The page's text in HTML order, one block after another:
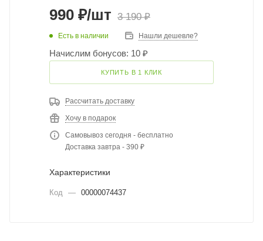
990 ₽/шт 3 190₽
Есть в наличии Нашли дешевле?
Начислим бонусов: 10 ₽
КУПИТЬ В 1 КЛИК
Рассчитать доставку
Хочу в подарок
Самовывоз сегодня - бесплатно
Доставка завтра - 390 ₽
Характеристики
Код — 00000074437